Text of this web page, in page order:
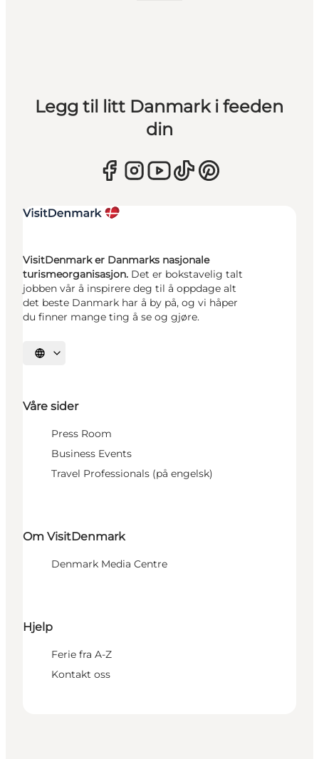
Legg til litt Danmark i feeden
din
VisitDenmark er Danmarks nasjonale
turismeorganisasjon. Det er bokstavelig talt
jobben vår å inspirere deg til å oppdage alt
det beste Danmark har å by på, og vi håper
du finner mange ting å se og gjøre.
Velg språk
Våre sider
Press Room
Business Events
Travel Professionals (på engelsk)
Om VisitDenmark
Denmark Media Centre
Hjelp
Ferie fra A-Z
Kontakt oss